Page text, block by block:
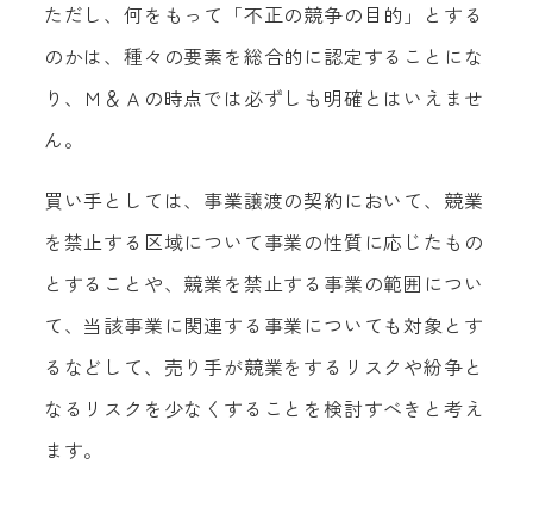
ただし、何をもって「不正の競争の目的」とする
のかは、種々の要素を総合的に認定することにな
り、Ｍ＆Ａの時点では必ずしも明確とはいえませ
ん。
買い手としては、事業譲渡の契約において、競業
を禁止する区域について事業の性質に応じたもの
とすることや、競業を禁止する事業の範囲につい
て、当該事業に関連する事業についても対象とす
るなどして、売り手が競業をするリスクや紛争と
なるリスクを少なくすることを検討すべきと考え
ます。